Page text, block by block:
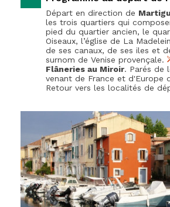
Départ en direction de
les trois quartiers qui
pied du quartier ancien, le
Oiseaux, l’église de La
de ses canaux, de ses iles et
surnom de Venise provençale.
Flâneries au Miroir. Parés de
venant de France et d'Europe
Retour vers les localités de